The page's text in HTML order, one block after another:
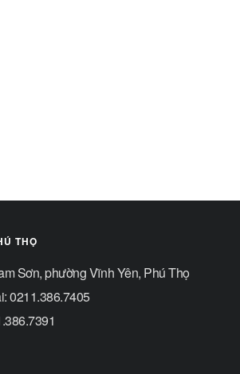
THỌ
Sơn, phường Vĩnh Yên, Phú Thọ
0211.386.7405